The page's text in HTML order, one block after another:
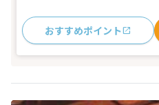
おすすめポイント